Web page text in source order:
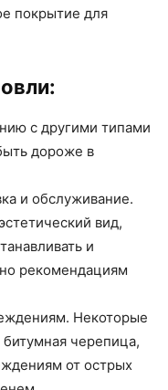
покрытие для
с другими типами
дороже в
и обслуживание.
вид,
и
рекомендациям
Некоторые
черепица,
от острых